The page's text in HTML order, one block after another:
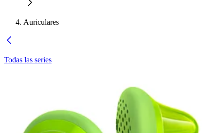
Auriculares
Todas las series